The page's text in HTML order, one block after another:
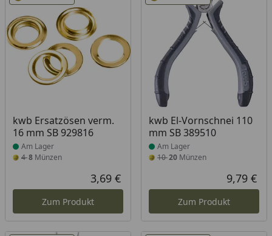
kwb Ersatzösen verm.
16 mm SB 929816
Produkt am Lager
Am Lager
48 Münzen
Aktueller Preis
3,69 €
Zum Produkt
kwb El-Vornschnei 110
mm SB 389510
Produkt am Lager
Am Lager
1020Münzen
9,79 €
Zum Produkt